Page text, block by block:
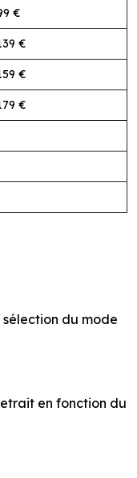
€
€
€
€
du mode
en fonction du